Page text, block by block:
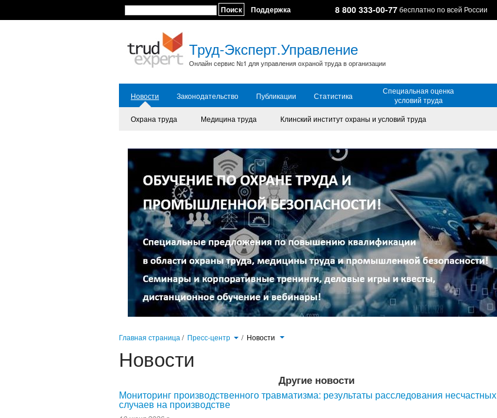
Поиск Поддержка 8 800 333-00-77бесплатно по всей России
Труд-Эксперт.Управление
Онлайн сервис №1 для управления охраной труда в организации
Новости Законодательство Публикации Статистика
Специальная оценка
условий труда
Охрана труда
Медицина труда Клинский институт охраны и условий труда
Главная страница / Пресс-центр / Новости
Новости
Другие новости
Мониторинг производственного травматизма: результаты расследования несчастных
случаев на производстве